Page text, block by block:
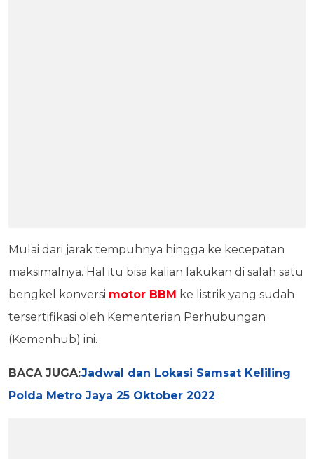
Mulai dari jarak tempuhnya hingga ke kecepatan
maksimalnya. Hal itu bisa kalian lakukan di salah satu
bengkel konversi motor BBM ke listrik yang sudah
tersertifikasi oleh Kementerian Perhubungan
(Kemenhub) ini.
BACA JUGA:Jadwal dan Lokasi Samsat Keliling
Polda Metro Jaya 25 Oktober 2022